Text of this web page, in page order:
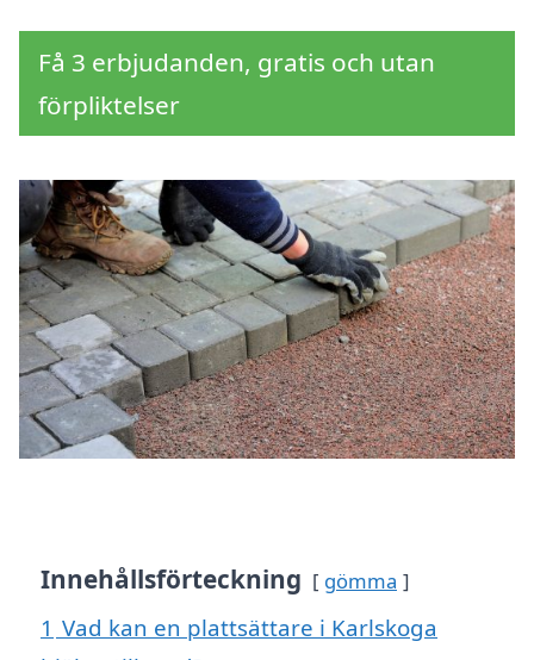
Få 3 erbjudanden, gratis och utan
förpliktelser
Innehållsförteckning gömma
1 Vad kan en plattsättare i Karlskoga